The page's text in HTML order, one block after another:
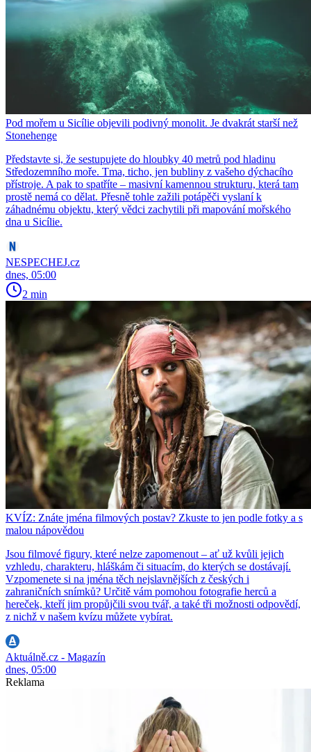
Pod mořem u Sicílie objevili podivný monolit. Je dvakrát starší než
Stonehenge
Představte si, že sestupujete do hloubky 40 metrů pod hladinu
Středozemního moře. Tma, ticho, jen bubliny z vašeho dýchacího
přístroje. A pak to spatříte – masivní kamennou strukturu, která tam
prostě nemá co dělat. Přesně tohle zažili potápěči vyslaní k
záhadnému objektu, který vědci zachytili při mapování mořského
dna u Sicílie.
NESPECHEJ.cz
dnes, 05:00
2 min
KVÍZ: Znáte jména filmových postav? Zkuste to jen podle fotky a s
malou nápovědou
Jsou filmové figury, které nelze zapomenout – ať už kvůli jejich
vzhledu, charakteru, hláškám či situacím, do kterých se dostávají.
Vzpomenete si na jména těch nejslavnějších z českých i
zahraničních snímků? Určitě vám pomohou fotografie herců a
hereček, kteří jim propůjčili svou tvář, a také tři možnosti odpovědí,
z nichž v našem kvízu můžete vybírat.
Aktuálně.cz - Magazín
dnes, 05:00
Reklama